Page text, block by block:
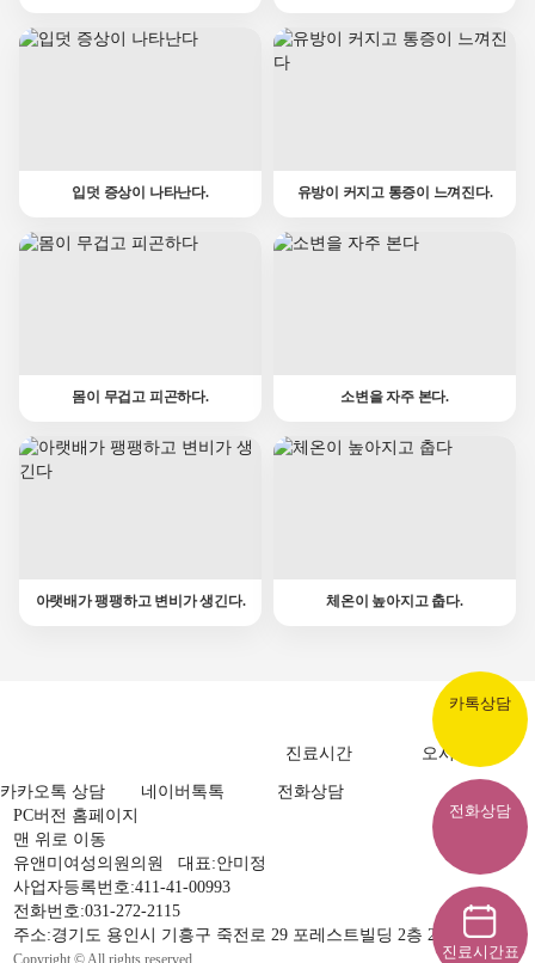
입덧 증상이 나타난다. 유방이 커지고 통증이 느껴진다.
몸이 무겁고 피곤하다. 소변을 자주 본다.
아랫배가 팽팽하고 변비가 생긴다. 체온이 높아지고 춥다.
카톡상담
전화상담
진료시간표
진료시간 오시는길
카카오톡 상담 네이버톡톡
전화상담
PC버전 홈페이지
맨 위로 이동
유앤미여성의원의원 대표:안미정
사업자등록번호:411-41-00993
전화번호:031-272-2115
주소:경기도 용인시 기흥구 죽전로 29 포레스트빌딩 2층 201호, 202호
Copyright © All rights reserved.